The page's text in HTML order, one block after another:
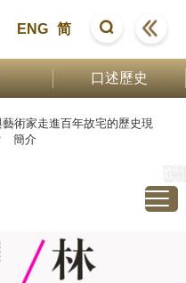
ENG 简
口述歷史
術家走進百年故宅的歷史現
簡介